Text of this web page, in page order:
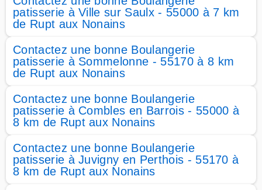
patisserie à Ville sur Saulx - 55000 à 7 km
de Rupt aux Nonains
Contactez une bonne Boulangerie
patisserie à Sommelonne - 55170 à 8 km
de Rupt aux Nonains
Contactez une bonne Boulangerie
patisserie à Combles en Barrois - 55000 à
8 km de Rupt aux Nonains
Contactez une bonne Boulangerie
patisserie à Juvigny en Perthois - 55170 à
8 km de Rupt aux Nonains